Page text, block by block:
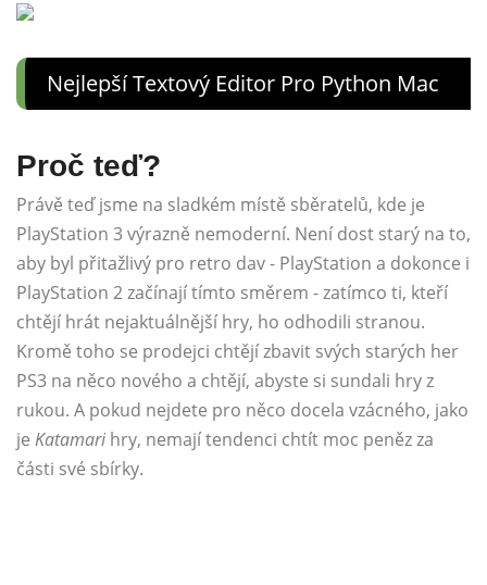
Nejlepší Textový Editor Pro Python Mac
Proč teď?
Právě teď jsme na sladkém místě sběratelů, kde je
PlayStation 3 výrazně nemoderní. Není dost starý na to,
aby byl přitažlivý pro retro dav - PlayStation a dokonce i
PlayStation 2 začínají tímto směrem - zatímco ti, kteří
chtějí hrát nejaktuálnější hry, ho odhodili stranou.
Kromě toho se prodejci chtějí zbavit svých starých her
PS3 na něco nového a chtějí, abyste si sundali hry z
rukou. A pokud nejdete pro něco docela vzácného, ​​jako
je Katamari hry, nemají tendenci chtít moc peněz za
části své sbírky.